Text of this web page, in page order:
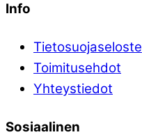
Info
Tietosuojaseloste
Toimitusehdot
Yhteystiedot
Sosiaalinen